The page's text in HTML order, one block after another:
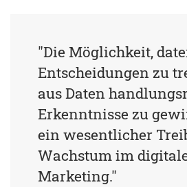
"Die Möglichkeit,
Entscheidungen zu
aus Daten
Erkenntnisse zu
ein wesentlicher
Wachstum im
Marketing."